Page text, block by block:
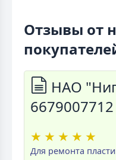
Отзывы от
НАО
6679007712
★ ★ ★ ★ ★
Для ремонта